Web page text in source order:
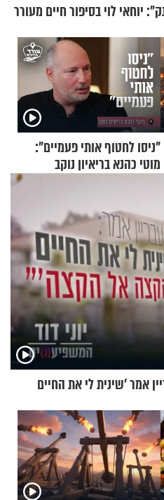
יוחאי לוי בסיפור חיים מעורר
"ניסו לחטוף אותי פעמיים":
מוטי כהנא בריאיון נוקב
אמר 'שינית לי את החיים